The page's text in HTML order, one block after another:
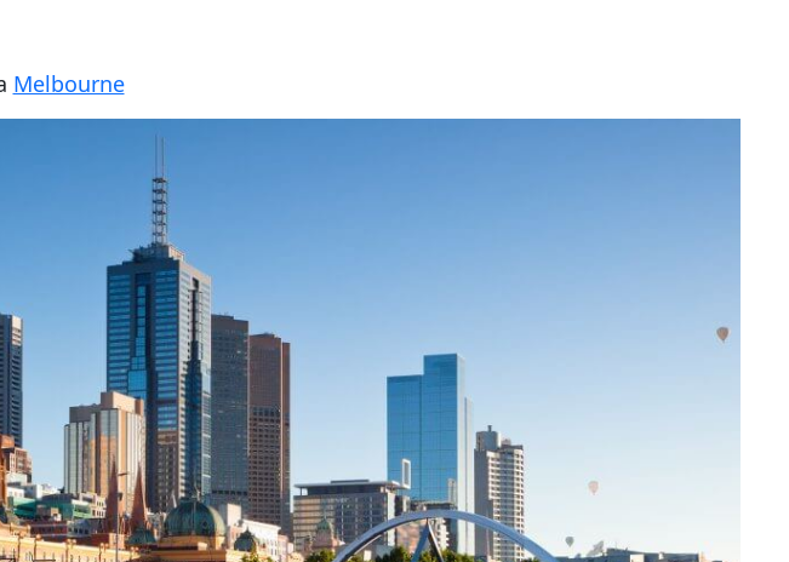
Melbourne